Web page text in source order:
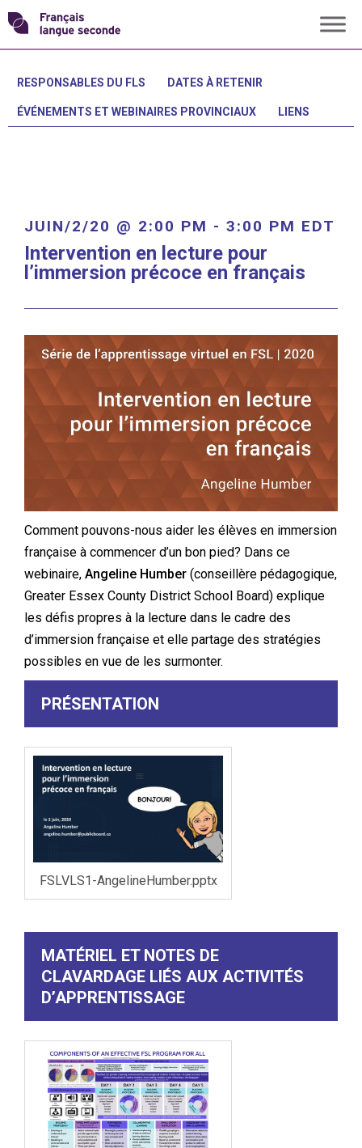
Skip
to
content
Transformons
français
seconde
RESPONSABLES DU FLS DATES À RETENIR
ÉVÉNEMENTS ET WEBINAIRES PROVINCIAUX LIENS
JUIN/2/20 @ 2:00 PM - 3:00 PM EDT
Intervention en lecture pour
l’immersion précoce en français
Comment pouvons-nous aider les élèves en immersion
française à commencer d’un bon pied? Dans ce
webinaire, Angeline Humber (conseillère pédagogique,
Greater Essex County District School Board) explique
les défis propres à la lecture dans le cadre des
d’immersion française et elle partage des stratégies
possibles en vue de les surmonter.
PRÉSENTATION
FSLVLS1-AngelineHumber.pptx
MATÉRIEL ET NOTES DE
CLAVARDAGE LIÉS AUX ACTIVITÉS
D’APPRENTISSAGE